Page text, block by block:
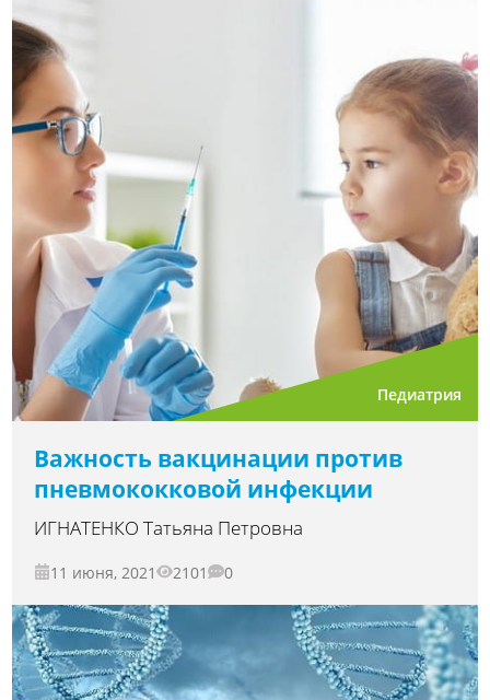
Педиатрия
Важность вакцинации против
пневмококковой инфекции
ИГНАТЕНКО Татьяна Петровна
11 июня, 2021 2101 0